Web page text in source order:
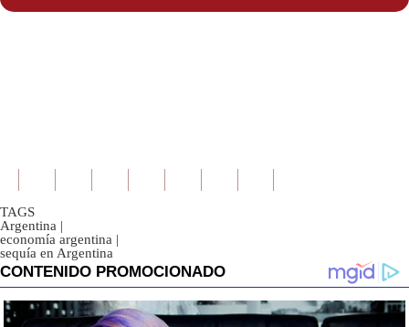
TAGS
Argentina |
economía argentina |
sequía en Argentina